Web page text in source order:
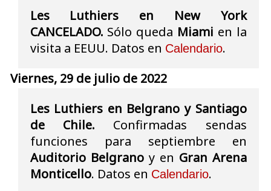
Les Luthiers en New York
CANCELADO. Sólo queda Miami en la
visita a EEUU. Datos en Calendario.
Viernes, 29 de julio de 2022
Les Luthiers en Belgrano y Santiago
de Chile. Confirmadas sendas
funciones para septiembre en
Auditorio Belgranoy en Gran Arena
Monticello. Datos en Calendario.